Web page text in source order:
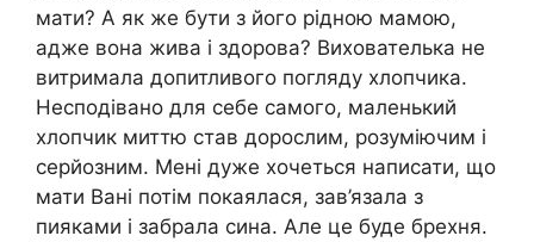
мати? А як же бути з його рідною мамою,
адже вона жива і здорова? Вихователька не
витримала допитливого погляду хлопчика.
Несподівано для себе самого, маленький
хлопчик миттю став дорослим, розуміючим і
серйозним. Мені дуже хочеться написати, що
мати Вані потім покаялася, зав’язала з
пияками і забрала сина. Але це буде брехня.